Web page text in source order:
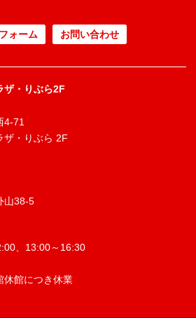
ォーム お問い合わせ
ザ・りぶら2F
4-71
ザ・りぶら 2F
山38-5
、13:00～16:30
館につき休業